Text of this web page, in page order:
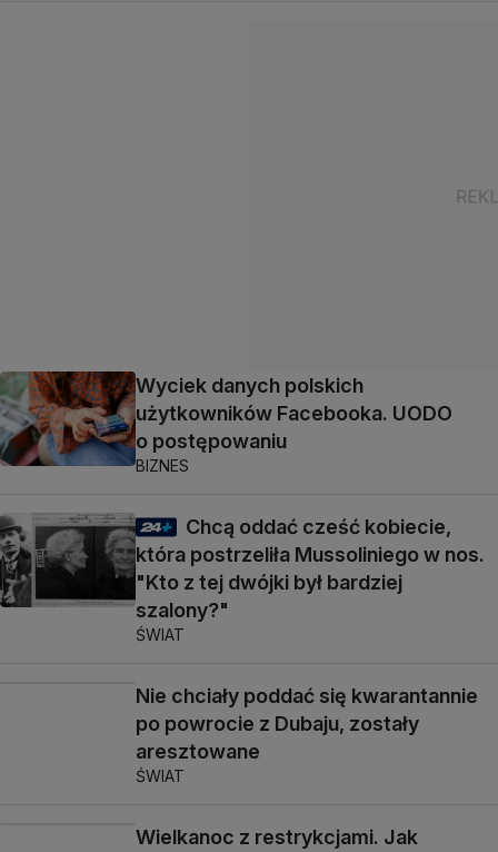
Wyciek danych polskich
użytkowników Facebooka. UODO
o postępowaniu
BIZNES
Chcą oddać cześć kobiecie,
która postrzeliła Mussoliniego w nos.
"Kto z tej dwójki był bardziej
szalony?"
ŚWIAT
Nie chciały poddać się kwarantannie
po powrocie z Dubaju, zostały
aresztowane
ŚWIAT
Wielkanoc z restrykcjami. Jak